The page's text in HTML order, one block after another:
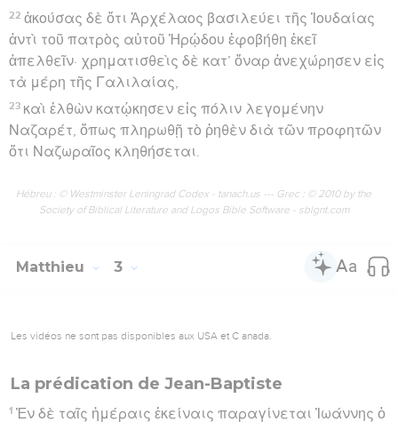
22 ἀκούσας δὲ ὅτι Ἀρχέλαος βασιλεύει τῆς Ἰουδαίας
ἀντὶ τοῦ πατρὸς αὐτοῦ Ἡρῴδου ἐφοβήθη ἐκεῖ
ἀπελθεῖν· χρηματισθεὶς δὲ κατ’ ὄναρ ἀνεχώρησεν εἰς
τὰ μέρη τῆς Γαλιλαίας,
23 καὶ ἐλθὼν κατῴκησεν εἰς πόλιν λεγομένην
Ναζαρέτ, ὅπως πληρωθῇ τὸ ῥηθὲν διὰ τῶν προφητῶν
ὅτι Ναζωραῖος κληθήσεται.
Hébreu : © Westminster Leningrad Codex - tanach.us --- Grec : © 2010 by the
Society of Biblical Literature and Logos Bible Software - sblgnt.com
Matthieu 3
Les vidéos ne sont pas disponibles aux USA et C anada.
La prédication de Jean-Baptiste
1 Ἐν δὲ ταῖς ἡμέραις ἐκείναις παραγίνεται Ἰωάννης ὁ